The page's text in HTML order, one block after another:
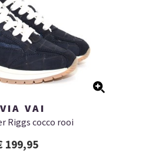
VAI
Riggs cocco rooi
199,95